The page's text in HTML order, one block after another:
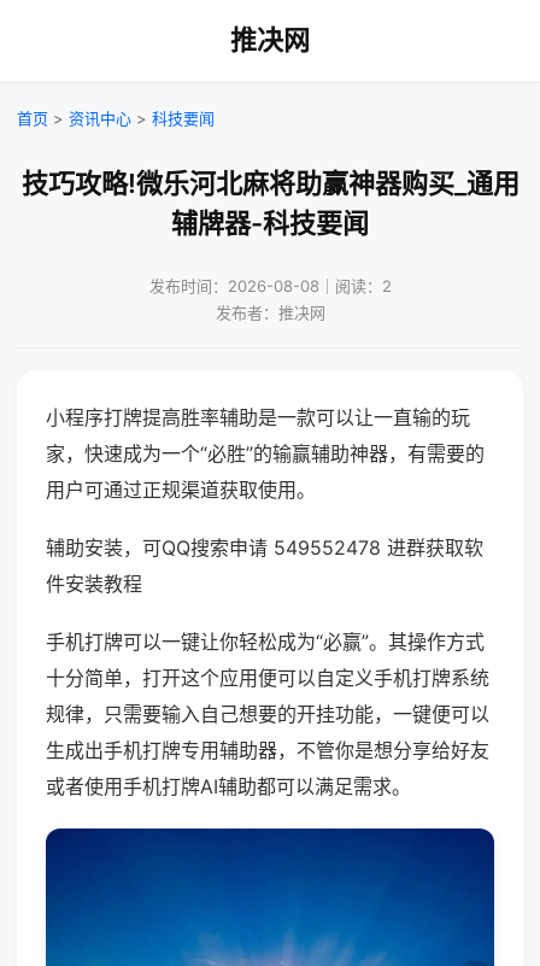
推决网
首页 > 资讯中心 > 科技要闻
技巧攻略!微乐河北麻将助赢神器购买_通用
辅牌器-科技要闻
发布时间：2026-08-08｜阅读：2
发布者：推决网
小程序打牌提高胜率辅助是一款可以让一直输的玩
家，快速成为一个“必胜”的输赢辅助神器，有需要的
用户可通过正规渠道获取使用。
辅助安装，可QQ搜索申请 549552478 进群获取软
件安装教程
手机打牌可以一键让你轻松成为“必赢”。其操作方式
十分简单，打开这个应用便可以自定义手机打牌系统
规律，只需要输入自己想要的开挂功能，一键便可以
生成出手机打牌专用辅助器，不管你是想分享给好友
或者使用手机打牌AI辅助都可以满足需求。